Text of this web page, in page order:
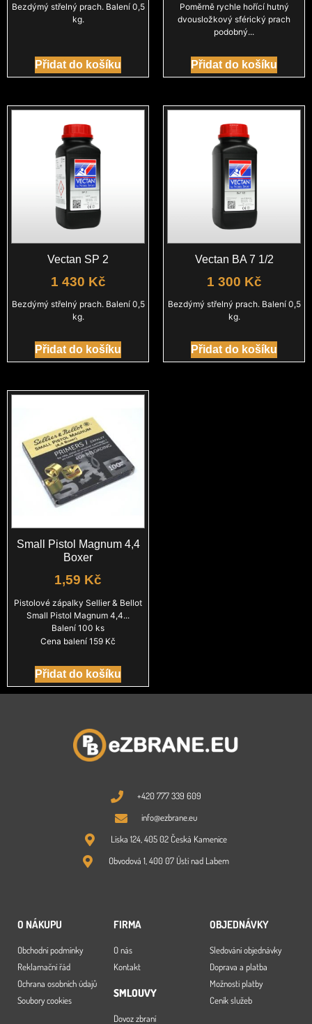
Bezdýmý střelný prach. Balení 0,5
kg.
Přidat do košíku
Poměrně rychle hořící hutný
dvousložkový sférický prach
podobný...
Přidat do košíku
Vectan SP 2
1 430 Kč
Bezdýmý střelný prach. Balení 0,5
kg.
Přidat do košíku
Vectan BA 7 1/2
1 300 Kč
Bezdýmý střelný prach. Balení 0,5
kg.
Přidat do košíku
Small Pistol Magnum 4,4
Boxer
1,59 Kč
Pistolové zápalky Sellier & Bellot
Small Pistol Magnum 4,4...
Balení 100 ks
Cena balení 159 Kč
Přidat do košíku
+420 777 339 609
info@ezbrane.eu
Líska 124, 405 02 Česká Kamenice
Obvodová 1, 400 07 Ústí nad Labem
O NÁKUPU
Obchodní podmínky
Reklamační řád
Ochrana osobních údajů
Soubory cookies
FIRMA
O nás
Kontakt
SMLOUVY
Dovoz zbraní
OBJEDNÁVKY
Sledování objednávky
Doprava a platba
Možnosti platby
Ceník služeb